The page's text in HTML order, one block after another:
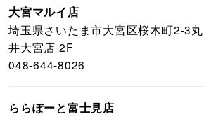
大宮マルイ店
埼玉県さいたま市大宮区桜木町2-3丸
井大宮店 2F
048-644-8026
ららぽーと富士見店